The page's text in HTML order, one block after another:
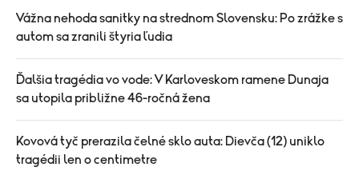
Vážna nehoda sanitky na strednom Slovensku: Po zrážke s
autom sa zranili štyria ľudia
Ďalšia tragédia vo vode: V Karloveskom ramene Dunaja
sa utopila približne 46-ročná žena
Kovová tyč prerazila čelné sklo auta: Dievča (12) uniklo
tragédii len o centimetre